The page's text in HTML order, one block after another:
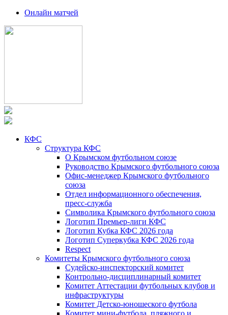
Онлайн матчей
КФС
Структура КФС
О Крымском футбольном союзе
Руководство Крымского футбольного союза
Офис-менеджер Крымского футбольного
союза
Отдел информационного обеспечения,
пресс-служба
Символика Крымского футбольного союза
Логотип Премьер-лиги КФС
Логотип Кубка КФС 2026 года
Логотип Суперкубка КФС 2026 года
Respect
Комитеты Крымского футбольного союза
Судейско-инспекторский комитет
Контрольно-дисциплинарный комитет
Комитет Аттестации футбольных клубов и
инфраструктуры
Комитет Детско-юношеского футбола
Комитет мини-футбола, пляжного и